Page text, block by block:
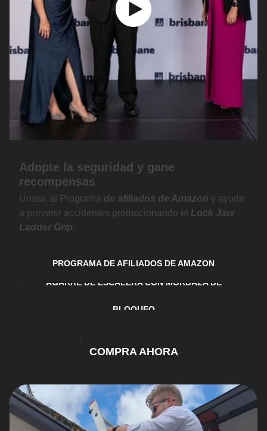
Adopte la seguridad y gane
recompensas
Únase al Programa de afiliados de Amazon y ayude
a prevenir accidentes promocionando el Lock Jaw
Ladder Grip.
PROGRAMA DE AFILIADOS DE AMAZON
AGARRE DE ESCALERA CON MORDAZA DE
BLOQUEO
COMPRA AHORA